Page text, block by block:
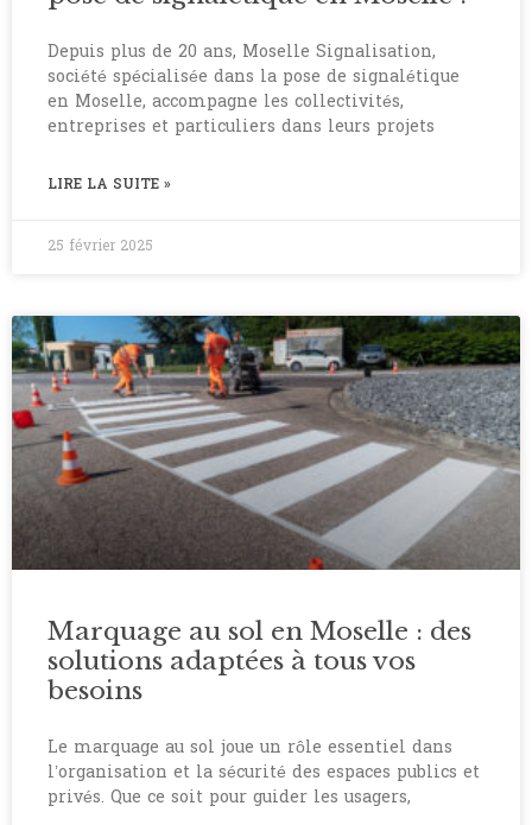
Depuis plus de 20 ans, Moselle Signalisation,
société spécialisée dans la pose de signalétique
en Moselle, accompagne les collectivités,
entreprises et particuliers dans leurs projets
LIRE LA SUITE »
25 février 2025
Marquage au sol en Moselle : des
solutions adaptées à tous vos
besoins
Le marquage au sol joue un rôle essentiel dans
l’organisation et la sécurité des espaces publics et
privés. Que ce soit pour guider les usagers,